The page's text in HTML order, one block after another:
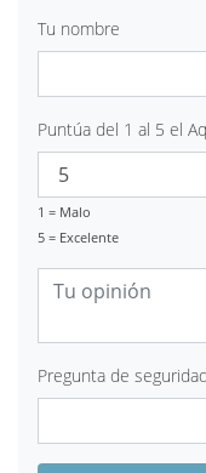
Tu nombre
Puntúa del 1 al 5 el
1 = Malo
5 = Excelente
Pregunta de